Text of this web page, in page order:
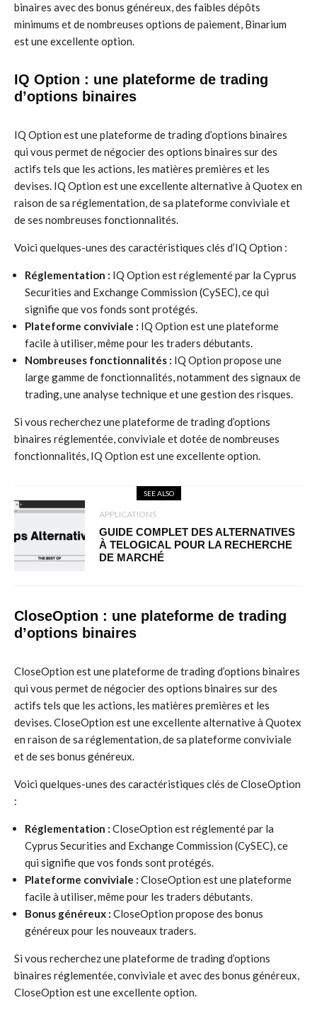
binaires avec des bonus généreux, des faibles dépôts
minimums et de nombreuses options de paiement, Binarium
est une excellente option.
IQ Option : une plateforme de trading
d’options binaires
IQ Option est une plateforme de trading d’options binaires
qui vous permet de négocier des options binaires sur des
actifs tels que les actions, les matières premières et les
devises. IQ Option est une excellente alternative à Quotex en
raison de sa réglementation, de sa plateforme conviviale et
de ses nombreuses fonctionnalités.
Voici quelques-unes des caractéristiques clés d’IQ Option :
Réglementation : IQ Option est réglementé par la Cyprus
Securities and Exchange Commission (CySEC), ce qui
signifie que vos fonds sont protégés.
Plateforme conviviale : IQ Option est une plateforme
facile à utiliser, même pour les traders débutants.
Nombreuses fonctionnalités : IQ Option propose une
large gamme de fonctionnalités, notamment des signaux de
trading, une analyse technique et une gestion des risques.
Si vous recherchez une plateforme de trading d’options
binaires réglementée, conviviale et dotée de nombreuses
fonctionnalités, IQ Option est une excellente option.
SEE ALSO
APPLICATIONS
GUIDE COMPLET DES ALTERNATIVES
À TELOGICAL POUR LA RECHERCHE
DE MARCHÉ
CloseOption : une plateforme de trading
d’options binaires
CloseOption est une plateforme de trading d’options binaires
qui vous permet de négocier des options binaires sur des
actifs tels que les actions, les matières premières et les
devises. CloseOption est une excellente alternative à Quotex
en raison de sa réglementation, de sa plateforme conviviale
et de ses bonus généreux.
Voici quelques-unes des caractéristiques clés de CloseOption
:
Réglementation : CloseOption est réglementé par la
Cyprus Securities and Exchange Commission (CySEC), ce
qui signifie que vos fonds sont protégés.
Plateforme conviviale : CloseOption est une plateforme
facile à utiliser, même pour les traders débutants.
Bonus généreux : CloseOption propose des bonus
généreux pour les nouveaux traders.
Si vous recherchez une plateforme de trading d’options
binaires réglementée, conviviale et avec des bonus généreux,
CloseOption est une excellente option.